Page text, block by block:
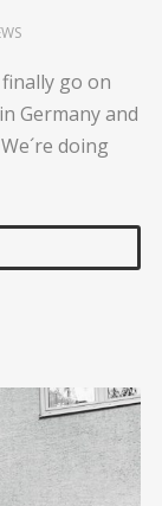
go on
Germany and
doing